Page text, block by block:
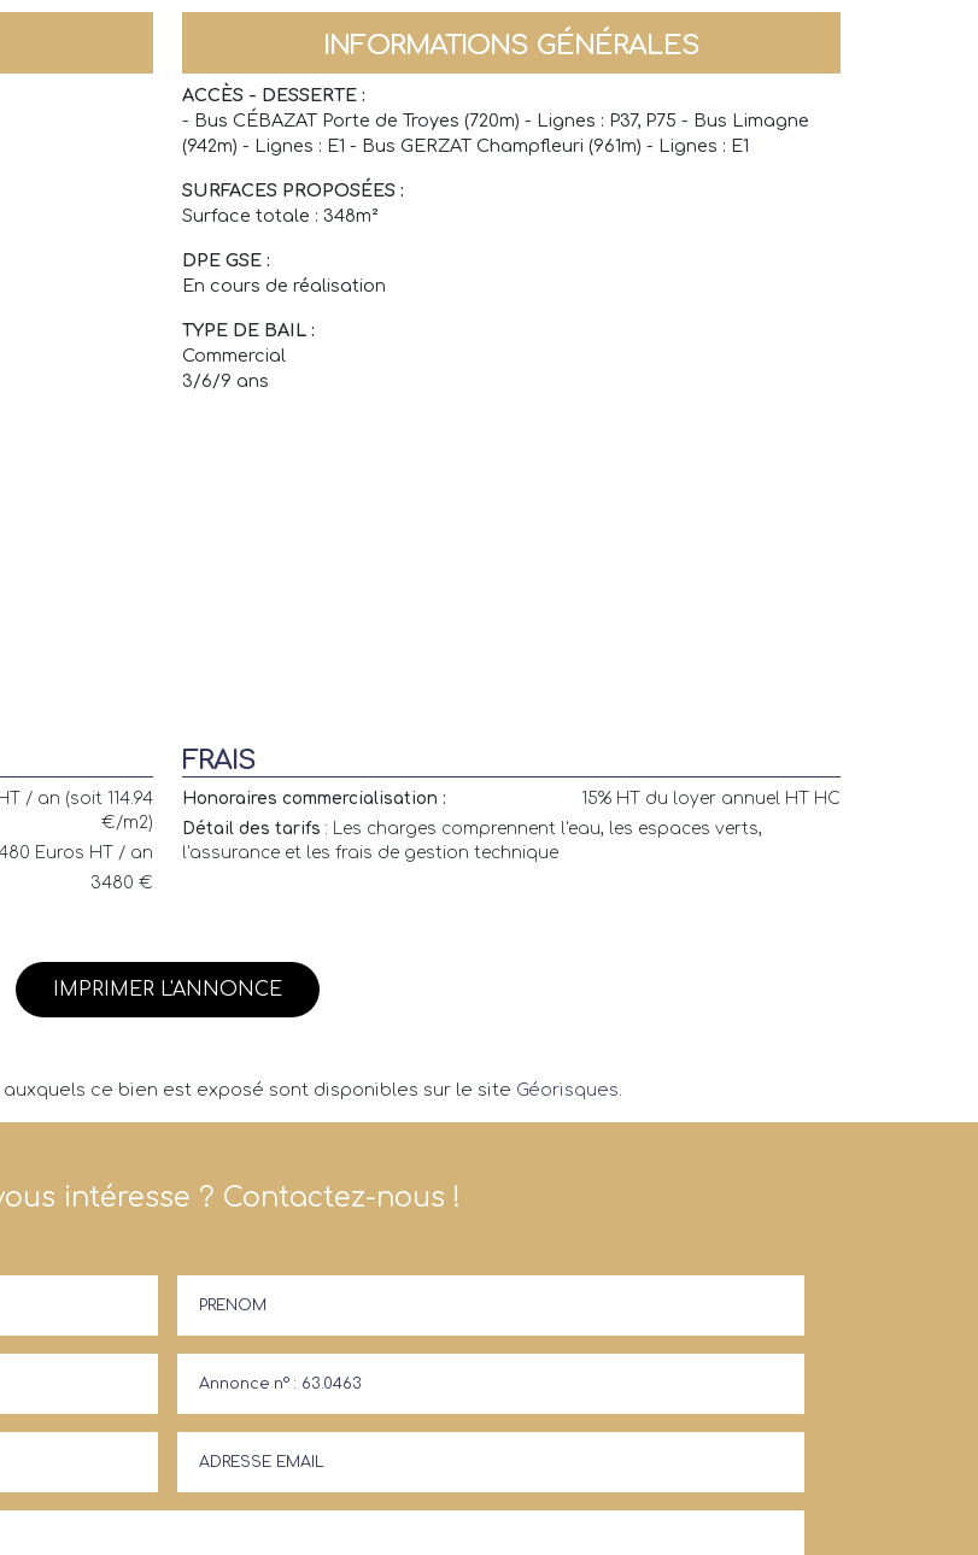
INFORMATIONS GÉNÉRALES
ACCÈS - DESSERTE :
- Bus CÉBAZAT Porte de Troyes (720m) - Lignes : P37, P75 - Bus Limagne
(942m) - Lignes : E1 - Bus GERZAT Champfleuri (961m) - Lignes : E1
SURFACES PROPOSÉES :
Surface totale : 348m²
DPE GSE :
En cours de réalisation
TYPE DE BAIL :
Commercial
3/6/9 ans
/ an (soit 114.94
€/m2)
Euros HT / an
3480 €
FRAIS
Honoraires commercialisation :
15% HT du loyer annuel HT HC
Détail des tarifs : Les charges comprennent l'eau, les espaces verts,
l'assurance et les frais de gestion technique
IMPRIMER L'ANNONCE
ce bien est exposé sont disponibles sur le site Géorisques.
intéresse ? Contactez-nous !